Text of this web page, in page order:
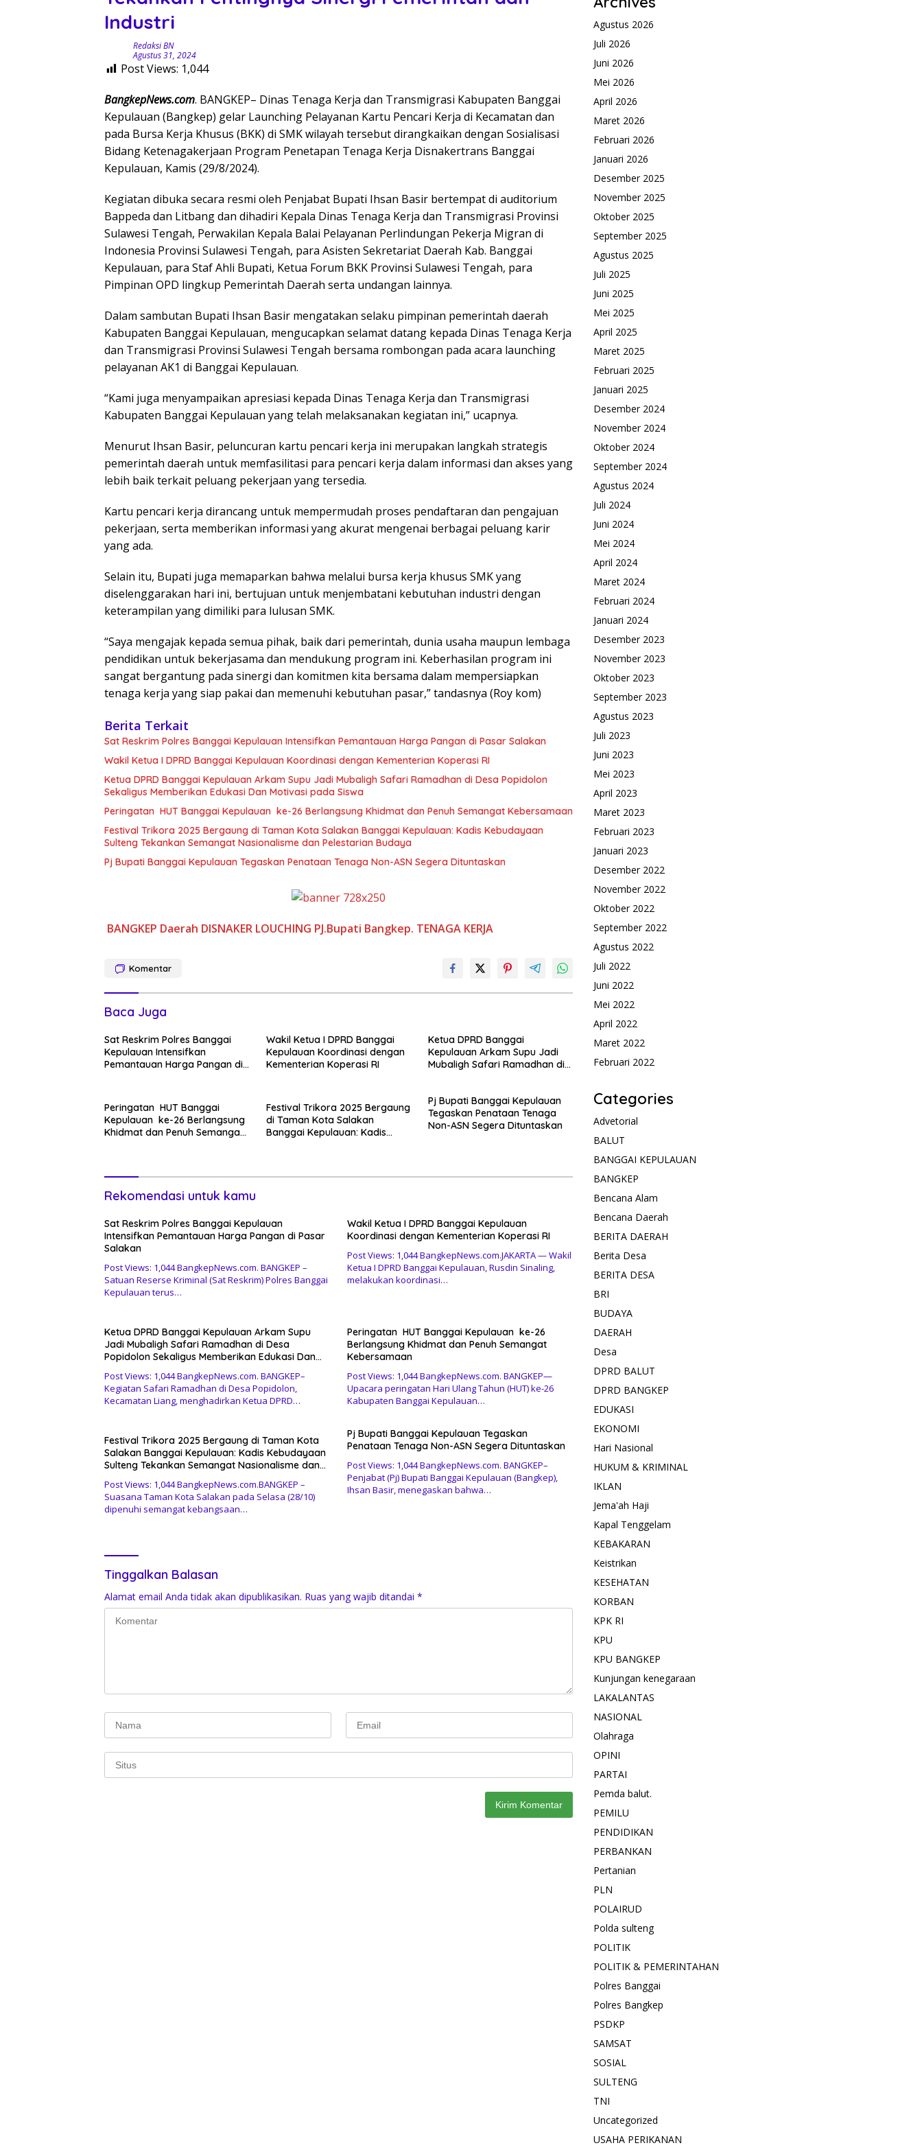
Industri
Redaksi BN
Agustus 31, 2024
Post Views: 1,044
BangkepNews.com. BANGKEP– Dinas Tenaga Kerja dan Transmigrasi Kabupaten Banggai
Kepulauan (Bangkep) gelar Launching Pelayanan Kartu Pencari Kerja di Kecamatan dan
pada Bursa Kerja Khusus (BKK) di SMK wilayah tersebut dirangkaikan dengan Sosialisasi
Bidang Ketenagakerjaan Program Penetapan Tenaga Kerja Disnakertrans Banggai
Kepulauan, Kamis (29/8/2024).
Kegiatan dibuka secara resmi oleh Penjabat Bupati Ihsan Basir bertempat di auditorium
Bappeda dan Litbang dan dihadiri Kepala Dinas Tenaga Kerja dan Transmigrasi Provinsi
Sulawesi Tengah, Perwakilan Kepala Balai Pelayanan Perlindungan Pekerja Migran di
Indonesia Provinsi Sulawesi Tengah, para Asisten Sekretariat Daerah Kab. Banggai
Kepulauan, para Staf Ahli Bupati, Ketua Forum BKK Provinsi Sulawesi Tengah, para
Pimpinan OPD lingkup Pemerintah Daerah serta undangan lainnya.
Dalam sambutan Bupati Ihsan Basir mengatakan selaku pimpinan pemerintah daerah
Kabupaten Banggai Kepulauan, mengucapkan selamat datang kepada Dinas Tenaga Kerja
dan Transmigrasi Provinsi Sulawesi Tengah bersama rombongan pada acara launching
pelayanan AK1 di Banggai Kepulauan.
“Kami juga menyampaikan apresiasi kepada Dinas Tenaga Kerja dan Transmigrasi
Kabupaten Banggai Kepulauan yang telah melaksanakan kegiatan ini,” ucapnya.
Menurut Ihsan Basir, peluncuran kartu pencari kerja ini merupakan langkah strategis
pemerintah daerah untuk memfasilitasi para pencari kerja dalam informasi dan akses yang
lebih baik terkait peluang pekerjaan yang tersedia.
Kartu pencari kerja dirancang untuk mempermudah proses pendaftaran dan pengajuan
pekerjaan, serta memberikan informasi yang akurat mengenai berbagai peluang karir
yang ada.
Selain itu, Bupati juga memaparkan bahwa melalui bursa kerja khusus SMK yang
diselenggarakan hari ini, bertujuan untuk menjembatani kebutuhan industri dengan
keterampilan yang dimiliki para lulusan SMK.
“Saya mengajak kepada semua pihak, baik dari pemerintah, dunia usaha maupun lembaga
pendidikan untuk bekerjasama dan mendukung program ini. Keberhasilan program ini
sangat bergantung pada sinergi dan komitmen kita bersama dalam mempersiapkan
tenaga kerja yang siap pakai dan memenuhi kebutuhan pasar,” tandasnya (Roy kom)
Berita Terkait
Sat Reskrim Polres Banggai Kepulauan Intensifkan Pemantauan Harga Pangan di Pasar Salakan
Wakil Ketua I DPRD Banggai Kepulauan Koordinasi dengan Kementerian Koperasi RI
Ketua DPRD Banggai Kepulauan Arkam Supu Jadi Mubaligh Safari Ramadhan di Desa Popidolon
Sekaligus Memberikan Edukasi Dan Motivasi pada Siswa
Peringatan HUT Banggai Kepulauan ke-26 Berlangsung Khidmat dan Penuh Semangat Kebersamaan
Festival Trikora 2025 Bergaung di Taman Kota Salakan Banggai Kepulauan: Kadis Kebudayaan
Sulteng Tekankan Semangat Nasionalisme dan Pelestarian Budaya
Pj Bupati Banggai Kepulauan Tegaskan Penataan Tenaga Non-ASN Segera Dituntaskan
BANGKEP Daerah DISNAKER LOUCHING PJ.Bupati Bangkep. TENAGA KERJA
Komentar
Baca Juga
Sat Reskrim Polres Banggai
Kepulauan Intensifkan
Pemantauan Harga Pangan di
Wakil Ketua I DPRD Banggai
Kepulauan Koordinasi dengan
Kementerian Koperasi RI
Ketua DPRD Banggai
Kepulauan Arkam Supu Jadi
Mubaligh Safari Ramadhan di
Motivasi pada Siswa
Peringatan HUT Banggai
Kepulauan ke-26 Berlangsung
Khidmat dan Penuh Semangat
Festival Trikora 2025 Bergaung
di Taman Kota Salakan
Banggai Kepulauan: Kadis
Pj Bupati Banggai Kepulauan
Tegaskan Penataan Tenaga
Non-ASN Segera Dituntaskan
Rekomendasi untuk kamu
Sat Reskrim Polres Banggai Kepulauan
Intensifkan Pemantauan Harga Pangan di Pasar
Salakan
Post Views: 1,044 BangkepNews.com. BANGKEP –
Satuan Reserse Kriminal (Sat Reskrim) Polres Banggai
Kepulauan terus…
Wakil Ketua I DPRD Banggai Kepulauan
Koordinasi dengan Kementerian Koperasi RI
Post Views: 1,044 BangkepNews.com.JAKARTA — Wakil
Ketua I DPRD Banggai Kepulauan, Rusdin Sinaling,
melakukan koordinasi…
Ketua DPRD Banggai Kepulauan Arkam Supu
Jadi Mubaligh Safari Ramadhan di Desa
Popidolon Sekaligus Memberikan Edukasi Dan
Post Views: 1,044 BangkepNews.com. BANGKEP–
Kegiatan Safari Ramadhan di Desa Popidolon,
Kecamatan Liang, menghadirkan Ketua DPRD…
Peringatan HUT Banggai Kepulauan ke-26
Berlangsung Khidmat dan Penuh Semangat
Kebersamaan
Post Views: 1,044 BangkepNews.com. BANGKEP—
Upacara peringatan Hari Ulang Tahun (HUT) ke-26
Kabupaten Banggai Kepulauan…
Festival Trikora 2025 Bergaung di Taman Kota
Salakan Banggai Kepulauan: Kadis Kebudayaan
Sulteng Tekankan Semangat Nasionalisme dan
Post Views: 1,044 BangkepNews.com.BANGKEP –
Suasana Taman Kota Salakan pada Selasa (28/10)
dipenuhi semangat kebangsaan…
Pj Bupati Banggai Kepulauan Tegaskan
Penataan Tenaga Non-ASN Segera Dituntaskan
Post Views: 1,044 BangkepNews.com. BANGKEP–
Penjabat (Pj) Bupati Banggai Kepulauan (Bangkep),
Ihsan Basir, menegaskan bahwa…
Tinggalkan Balasan
Alamat email Anda tidak akan dipublikasikan. Ruas yang wajib ditandai *
Agustus 2026
Juli 2026
Juni 2026
Mei 2026
April 2026
Maret 2026
Februari 2026
Januari 2026
Desember 2025
November 2025
Oktober 2025
September 2025
Agustus 2025
Juli 2025
Juni 2025
Mei 2025
April 2025
Maret 2025
Februari 2025
Januari 2025
Desember 2024
November 2024
Oktober 2024
September 2024
Agustus 2024
Juli 2024
Juni 2024
Mei 2024
April 2024
Maret 2024
Februari 2024
Januari 2024
Desember 2023
November 2023
Oktober 2023
September 2023
Agustus 2023
Juli 2023
Juni 2023
Mei 2023
April 2023
Maret 2023
Februari 2023
Januari 2023
Desember 2022
November 2022
Oktober 2022
September 2022
Agustus 2022
Juli 2022
Juni 2022
Mei 2022
April 2022
Maret 2022
Februari 2022
Categories
Advetorial
BALUT
BANGGAI KEPULAUAN
BANGKEP
Bencana Alam
Bencana Daerah
BERITA DAERAH
Berita Desa
BERITA DESA
BRI
BUDAYA
DAERAH
Desa
DPRD BALUT
DPRD BANGKEP
EDUKASI
EKONOMI
Hari Nasional
HUKUM & KRIMINAL
IKLAN
Jema'ah Haji
Kapal Tenggelam
KEBAKARAN
Keistrikan
KESEHATAN
KORBAN
KPK RI
KPU
KPU BANGKEP
Kunjungan kenegaraan
LAKALANTAS
NASIONAL
Olahraga
OPINI
PARTAI
Pemda balut.
PEMILU
PENDIDIKAN
PERBANKAN
Pertanian
PLN
POLAIRUD
Polda sulteng
POLITIK
POLITIK & PEMERINTAHAN
Polres Banggai
Polres Bangkep
PSDKP
SAMSAT
SOSIAL
SULTENG
TNI
Uncategorized
USAHA PERIKANAN